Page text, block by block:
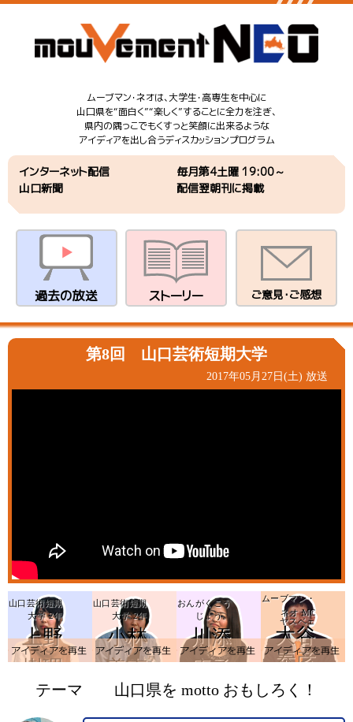
ムーブマン・ネオは、大学生・高専生を中心に
山口県を“面白く”“楽しく”することに全力を注ぎ、
県内の隅っこでもくすっと笑顔に出来るような
アイディアを出し合うディスカッションプログラム
インターネット配信
毎月第4土曜 19:00～
山口新聞
配信翌朝刊に掲載
過去の放送 ストーリー ご意見・ご感想
第8回 山口芸術短期大学
2017年05月27日(土) 放送
山口芸術短期
大学 2年
上野
樹理
アイデアを再生
山口芸術短期
大学 2年
小林
美南
海
a
おんがくこう
じょう。
川添
康子
ムーブマン・
ネオ MC
ヤスベェ
大谷
泰彦
テーマ 山口県を motto おもしろく！